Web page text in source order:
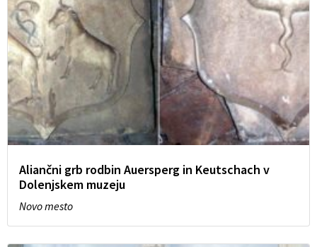
Aliančni grb rodbin Auersperg in Keutschach v
Dolenjskem muzeju
Novo mesto